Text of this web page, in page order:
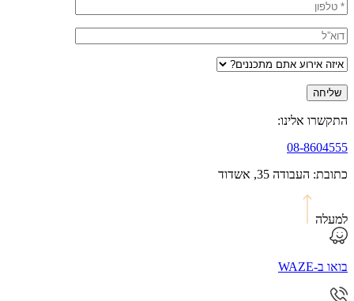
התקשרו אלינו:
08-8604555
כתובת: העבודה 35, אשדוד
למעלה
בואו ב-WAZE